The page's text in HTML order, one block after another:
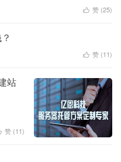
 赞 (25)
 赞 (11)
站
赞 (11)